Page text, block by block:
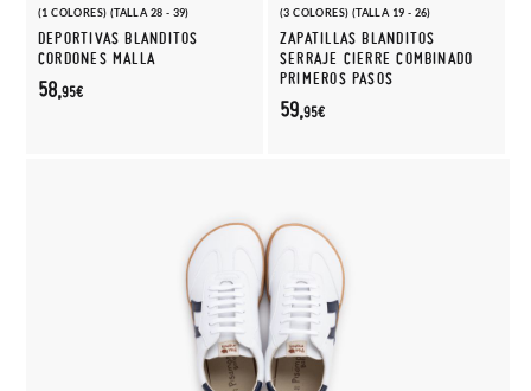
(1 COLORES) (TALLA 28 - 39)
DEPORTIVAS BLANDITOS
CORDONES MALLA
58,95€
(3 COLORES) (TALLA 19 - 26)
ZAPATILLAS BLANDITOS
SERRAJE CIERRE COMBINADO
PRIMEROS PASOS
59,95€